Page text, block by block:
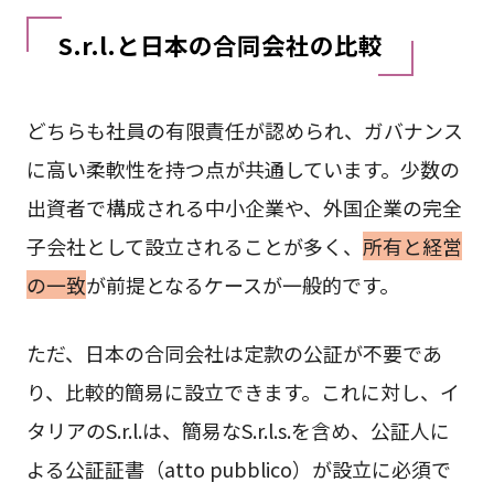
S.r.l.と日本の合同会社の比較
どちらも社員の有限責任が認められ、ガバナンス
に高い柔軟性を持つ点が共通しています。少数の
出資者で構成される中小企業や、外国企業の完全
子会社として設立されることが多く、 所有と経営
の一致が前提となるケースが一般的です。
ただ、日本の合同会社は定款の公証が不要であ
り、比較的簡易に設立できます。これに対し、イ
タリアのS.r.l.は、簡易なS.r.l.s.を含め、公証人に
よる公証証書（atto pubblico）が設立に必須で